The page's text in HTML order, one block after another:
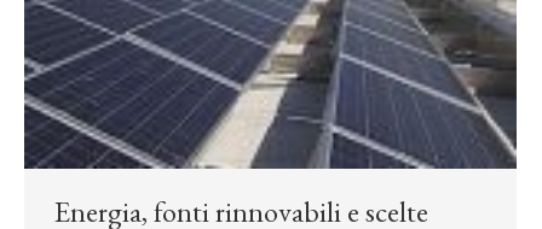
Energia, fonti rinnovabili e scelte